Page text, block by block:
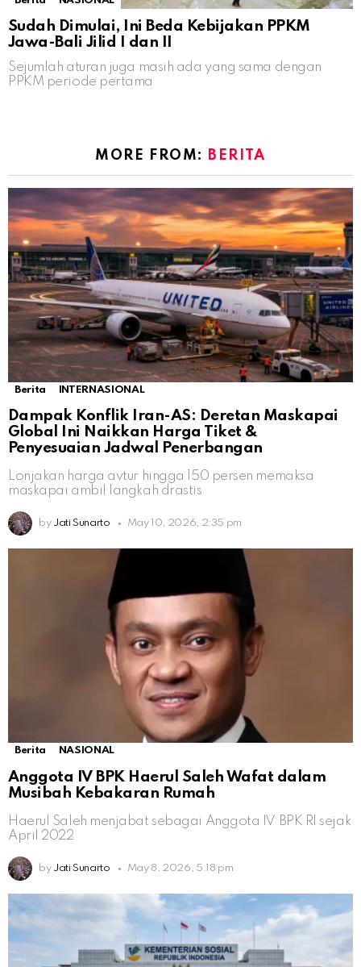
Sudah Dimulai, Ini Beda Kebijakan PPKM
Jawa-Bali Jilid I dan II
Sejumlah aturan juga masih ada yang sama dengan
PPKM periode pertama
MORE FROM: BERITA
Berita INTERNASIONAL
Dampak Konflik Iran-AS: Deretan Maskapai
Global Ini Naikkan Harga Tiket &
Penyesuaian Jadwal Penerbangan
Lonjakan harga avtur hingga 150 persen memaksa
maskapai ambil langkah drastis
by Jati Sunarto May 10, 2026, 2:35 pm
Berita NASIONAL
Anggota IV BPK Haerul Saleh Wafat dalam
Musibah Kebakaran Rumah
Haerul Saleh menjabat sebagai Anggota IV BPK RI sejak
April 2022
by Jati Sunarto May 8, 2026, 5:18 pm